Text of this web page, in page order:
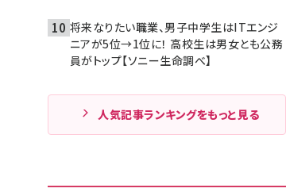
将来なりたい職業、男子中学生はITエンジ
ニアが5位→1位に！ 高校生は男女とも公務
員がトップ【ソニー生命調べ】
人気記事ランキングをもっと見る